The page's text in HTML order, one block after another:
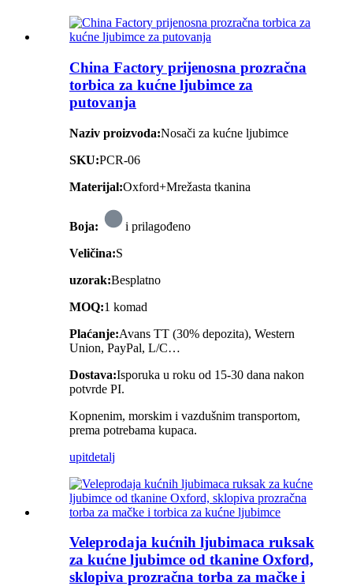
China Factory prijenosna prozračna
torbica za kućne ljubimce za
putovanja
Naziv proizvoda:Nosači za kućne ljubimce
SKU:PCR-06
Materijal:Oxford+Mrežasta tkanina
Boja:
i prilagođeno
Veličina:S
uzorak:Besplatno
MOQ:1 komad
Plaćanje:Avans TT (30% depozita), Western
Union, PayPal, L/C…
Dostava:Isporuka u roku od 15-30 dana nakon
potvrde PI.
Kopnenim, morskim i vazdušnim transportom,
prema potrebama kupaca.
upitdetalj
Veleprodaja kućnih ljubimaca ruksak
za kućne ljubimce od tkanine Oxford,
sklopiva prozračna torba za mačke i